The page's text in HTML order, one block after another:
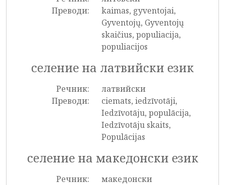
Преводи:
kaimas, gyventojai,
Gyventojų, Gyventojų
skaičius, populiacija,
populiacijos
селение на латвийски език
Речник:
латвийски
Преводи:
ciemats, iedzīvotāji,
Iedzīvotāju, populācija,
Iedzīvotāju skaits,
Populācijas
селение на македонски език
Речник:
македонски